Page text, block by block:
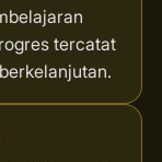
tercatat